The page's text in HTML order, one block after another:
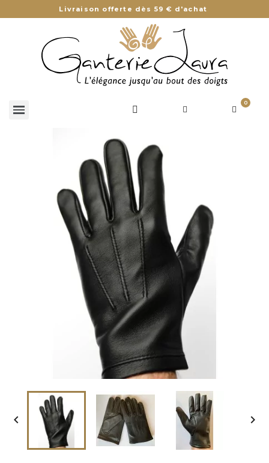
Livraison offerte dès 59 € d'achat
0
 